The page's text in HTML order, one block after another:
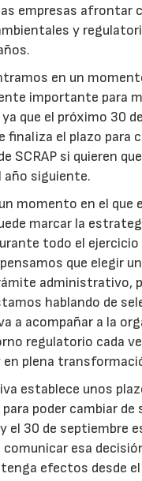
empresas afrontar
y
en un
importante para
que el próximo 30 de
finaliza el plazo para
SCRAP si quieren
siguiente.
momento en el que
marcar la
todo el
que elegir
administrativo,
hablando de
a acompañar a la
regulatorio cada
en plena
establece unos
poder cambiar de
el 30 de septiembre
esa
efectos desde